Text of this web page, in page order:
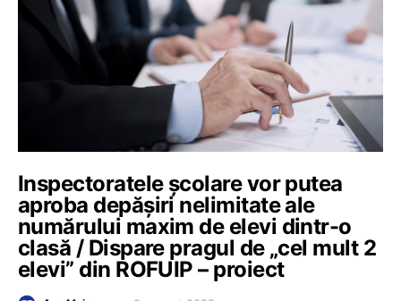
Inspectoratele școlare vor putea
aproba depășiri nelimitate ale
numărului maxim de elevi dintr-o
clasă / Dispare pragul de „cel mult 2
elevi” din ROFUIP – proiect